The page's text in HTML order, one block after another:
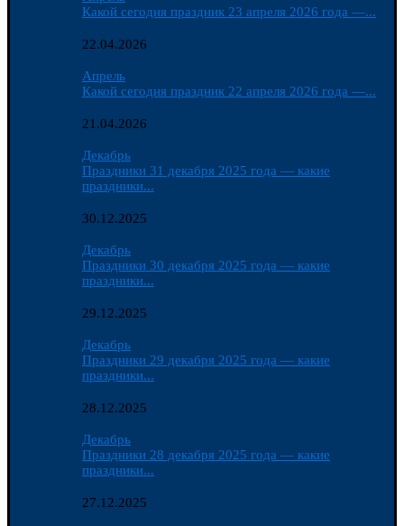
Какой сегодня праздник 23 апреля 2026 года —...
22.04.2026
Апрель
Какой сегодня праздник 22 апреля 2026 года —...
21.04.2026
Декабрь
Праздники 31 декабря 2025 года — какие
праздники...
30.12.2025
Декабрь
Праздники 30 декабря 2025 года — какие
праздники...
29.12.2025
Декабрь
Праздники 29 декабря 2025 года — какие
праздники...
28.12.2025
Декабрь
Праздники 28 декабря 2025 года — какие
праздники...
27.12.2025